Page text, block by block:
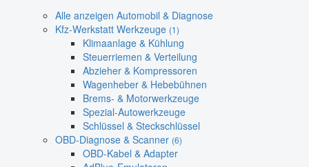
Alle anzeigen Automobil & Diagnose
Kfz-Werkstatt Werkzeuge (1)
Klimaanlage & Kühlung
Steuerriemen & Verteilung
Abzieher & Kompressoren
Wagenheber & Hebebühnen
Brems- & Motorwerkzeuge
Spezial-Autowerkzeuge
Schlüssel & Steckschlüssel
OBD-Diagnose & Scanner (6)
OBD-Kabel & Adapter